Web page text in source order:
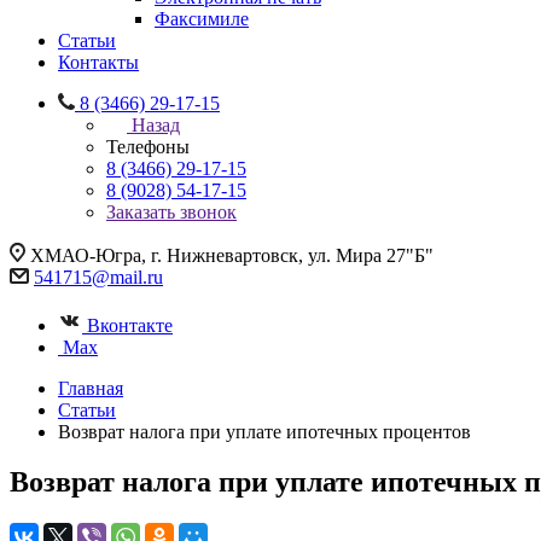
Факсимиле
Статьи
Контакты
8 (3466) 29-17-15
Назад
Телефоны
8 (3466) 29-17-15
8 (9028) 54-17-15
Заказать звонок
ХМАО-Югра, г. Нижневартовск, ул. Мира 27"Б"
541715@mail.ru
Вконтакте
Max
Главная
Статьи
Возврат налога при уплате ипотечных процентов
Возврат налога при уплате ипотечных